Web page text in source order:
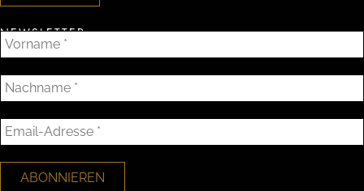
NEWSLETTER
V
o
r
n
m
e
*
N
a
c
h
E
m
a